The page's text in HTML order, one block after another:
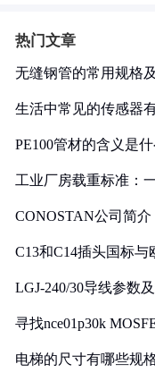
热门文章
无缝钢管的常用规格
生活中常见的传感器
PE100管材的含义是什
工业厂房载重标准：
CONOSTAN公司简介
C13和C14插头国标
LGJ-240/30导线参数
寻找nce01p30k
电梯的尺寸有哪些规